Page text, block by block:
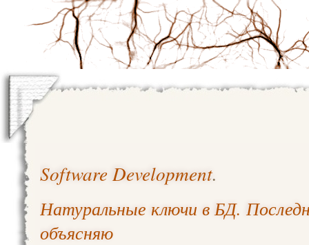
Software Development.
Натуральные ключи в БД.
объясняю